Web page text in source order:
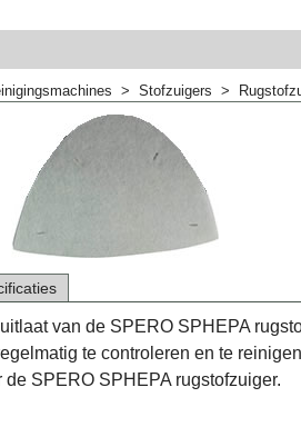
> Stofzuigers >
van de SPERO SPHEPA
te controleren en te
de SPERO SPHEPA rugstofzuiger.